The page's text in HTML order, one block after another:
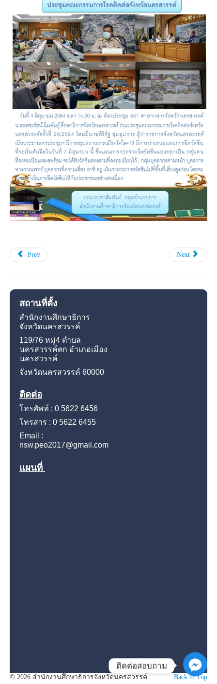
Prev Next
สถานที่ตั้ง
สำนักงานศึกษาธิการ
จังหวัดนครสวรรค์
119/76 หมู่4 ตำบล
นครสวรรค์ตก อำเภอเมือง
นครสวรรค์
จังหวัดนครสวรรค์ 60000
ติดต่อ
โทรศัพท์ : 0 5622 6456
โทรสาร : 0 5622 6455
Email :
nsw.peo2017@gmail.com
แผนที่
Back to Top
© 2026 สำนักงานศึกษาธิการจังหวัดนครสวรรค์
ติดต่อสอบถาม